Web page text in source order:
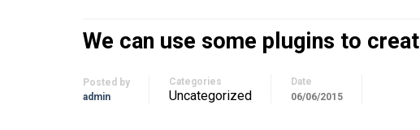
We can use some plugins to
Posted by
admin
Categories
Uncategorized
Date
06/06/2015